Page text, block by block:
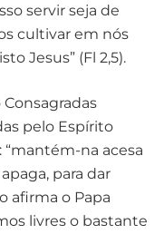
servir seja de
cultivar em nós
Jesus” (Fl 2,5).
pelo Espírito
“mantém-na acesa
para dar
afirma o Papa
livres o bastante